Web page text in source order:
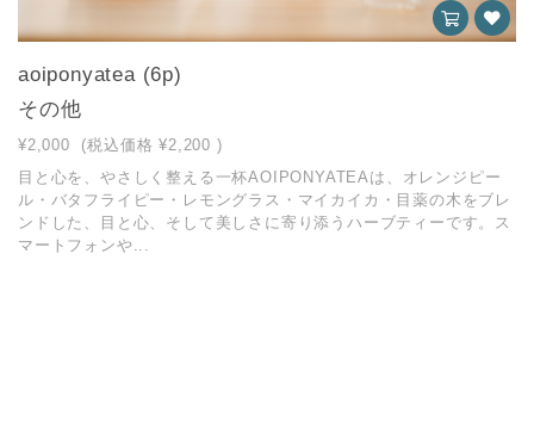
aoiponyatea (6p)
その他
¥2,000 (税込価格 ¥2,200 )
目と心を、やさしく整える一杯AOIPONYATEAは、オレンジピー
ル・バタフライピー・レモングラス・マイカイカ・目薬の木をブレ
ンドした、目と心、そして美しさに寄り添うハーブティーです。ス
マートフォンや...